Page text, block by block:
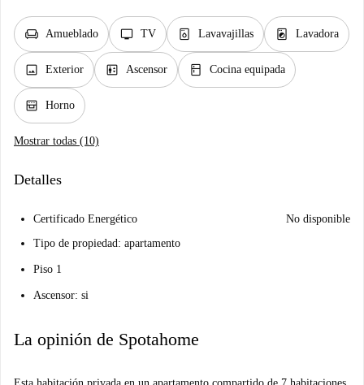
chair Amueblado tv TV dishwasher_gen Lavavajillas local_laundry_service Lavadora
image Exterior elevator Ascensor kitchen Cocina equipada
oven_gen Horno
Mostrar todas (10)
Detalles
Certificado Energético
No disponible
Tipo de propiedad: apartamento
Piso 1
Ascensor: si
La opinión de Spotahome